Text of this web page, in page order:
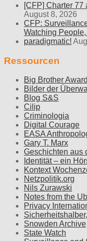
[CFP] Charter 77
August 8, 2026
CFP:
Watching
paradigmatic!
Ressourcen
Big Brother
Bilder der
Blog S&S
Cilip
Criminologia
Digital Courage
EASA
Gary T. Marx
Geschichten aus
Identität – ein
Kontext
Netzpolitik.org
Nils Zurawski
Notes from the
Privacy
Snowden Archive
State Watch